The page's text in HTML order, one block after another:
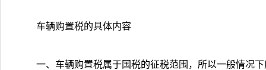
车辆购置税的具体内容
一、车辆购置税属于国税的征税范围，所以一般情况